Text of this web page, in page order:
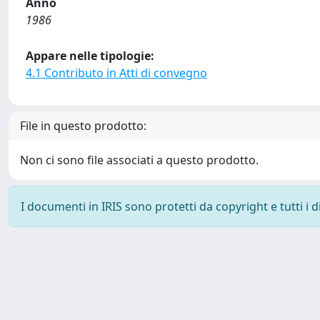
1986
Appare nelle tipologie:
4.1 Contributo in Atti di convegno
File in questo prodotto:
Non ci sono file associati a questo prodotto.
I documenti in IRIS sono protetti da copyright e tutti i